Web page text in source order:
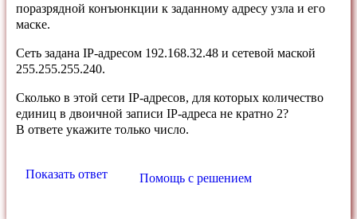
поразрядной конъюнкции к заданному адресу узла и его
маске.
Сеть задана IP-адресом 192.168.32.48 и сетевой маской
255.255.255.240.
Сколько в этой сети IP-адресов, для которых количество
единиц в двоичной записи IP-адреса не кратно 2?
В ответе укажите только число.
Показать ответ Помощь с решением